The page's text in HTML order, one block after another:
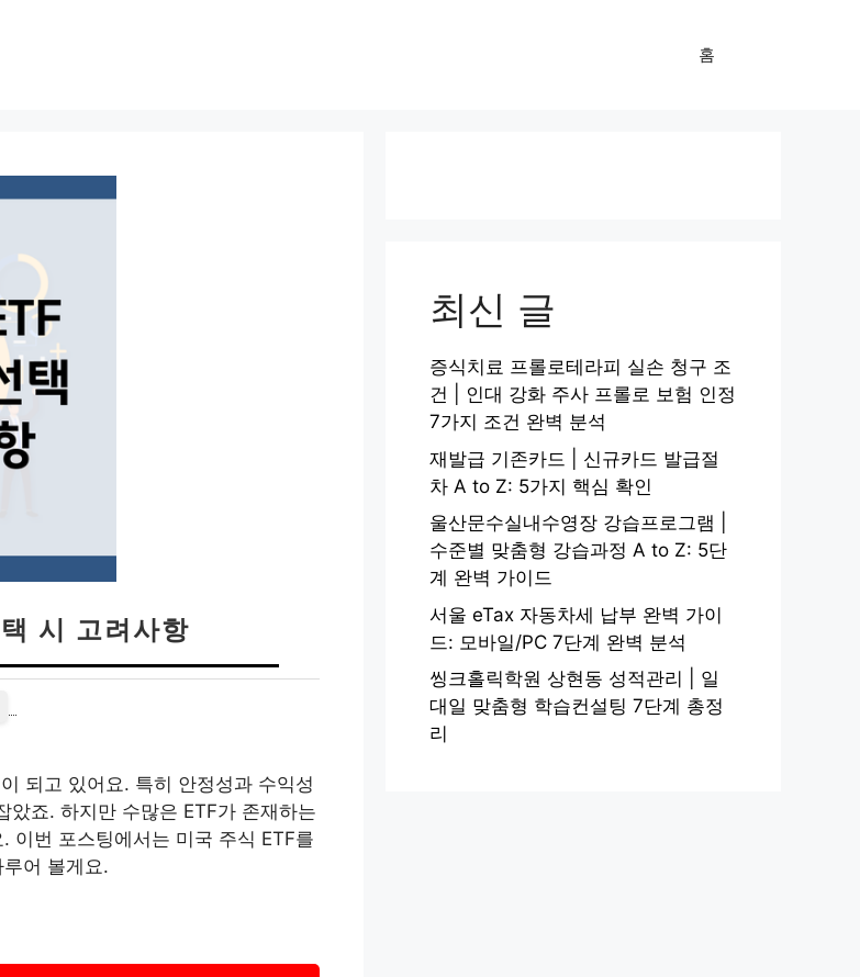
홈
시 고려사항
되고 있어요. 특히 안정성과 수익성
았죠. 하지만 수많은 ETF가 존재하는
이번 포스팅에서는 미국 주식 ETF를
어 볼게요.
최신 글
증식치료 프롤로테라피 실손 청구 조
건 | 인대 강화 주사 프롤로 보험 인정
7가지 조건 완벽 분석
재발급 기존카드 | 신규카드 발급절
차 A to Z: 5가지 핵심 확인
울산문수실내수영장 강습프로그램 |
수준별 맞춤형 강습과정 A to Z: 5단
계 완벽 가이드
서울 eTax 자동차세 납부 완벽 가이
드: 모바일/PC 7단계 완벽 분석
씽크홀릭학원 상현동 성적관리 | 일
대일 맞춤형 학습컨설팅 7단계 총정
리